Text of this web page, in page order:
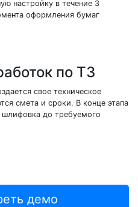
настройку в течение 3
оформления бумаг
по ТЗ
свое техническое
смета и сроки. В конце этапа
до требуемого
демо